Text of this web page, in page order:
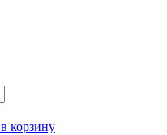
корзину